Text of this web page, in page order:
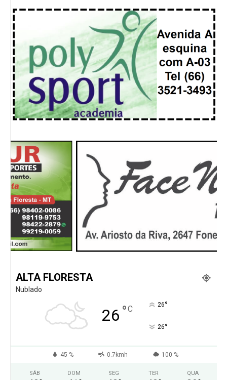
ALTA FLORESTA
Nublado
26 °C 26°
26°
45 % 0.7kmh 100 %
SÁB DOM SEG TER QUA